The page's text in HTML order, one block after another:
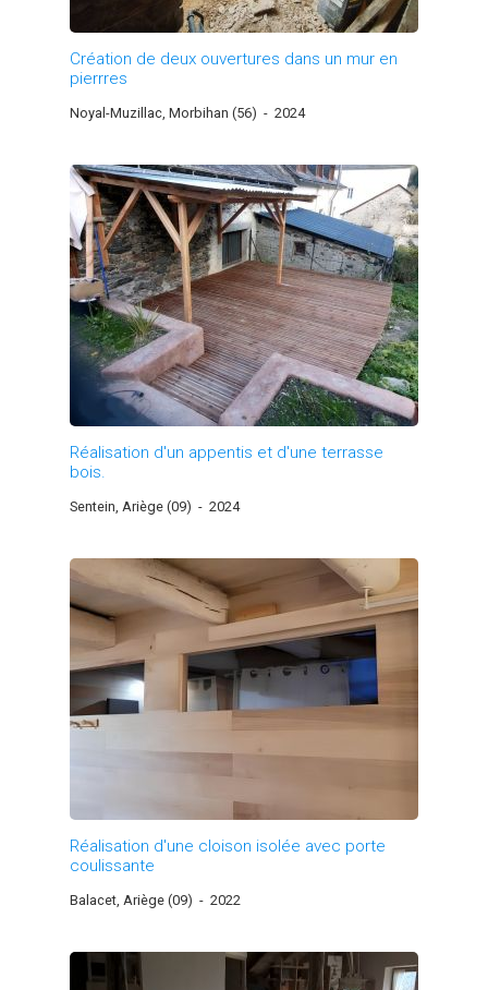
Création de deux ouvertures dans un mur en
pierrres
Noyal-Muzillac, Morbihan (56) - 2024
Réalisation d'un appentis et d'une terrasse
bois.
Sentein, Ariège (09) - 2024
Réalisation d'une cloison isolée avec porte
coulissante
Balacet, Ariège (09) - 2022